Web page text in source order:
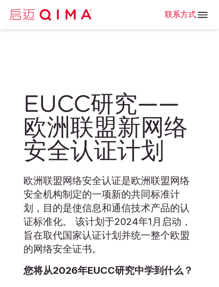
联系方式
EUCC研究——
欧洲联盟新网络
安全认证计划
欧洲联盟网络安全认证是欧洲联盟网络
安全机构制定的一项新的共同标准计
划，目的是使信息和通信技术产品的认
证标准化。 该计划于2024年1月启动，
旨在取代国家认证计划并统一整个欧盟
的网络安全证书。
您将从2026年EUCC研究中学到什么？